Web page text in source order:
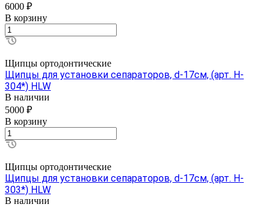
6000 ₽
В корзину
Щипцы ортодонтические
Щипцы для установки сепараторов, d-17см, (арт. H-
304*) HLW
В наличии
5000 ₽
В корзину
Щипцы ортодонтические
Щипцы для установки сепараторов, d-17см, (арт. H-
303*) HLW
В наличии